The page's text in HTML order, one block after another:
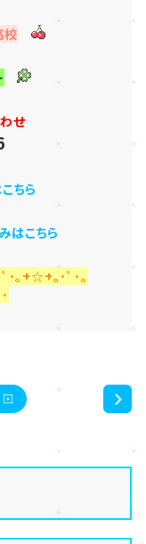
校
せ
ちら
はこちら
･｡+☆+｡･ﾟ･｡